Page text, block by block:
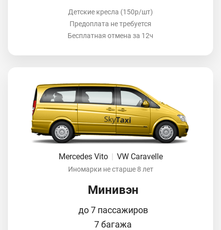
Детские кресла (150р/шт)
Предоплата не требуется
Бесплатная отмена за 12ч
Mercedes Vito VW Caravelle
Иномарки не старше 8 лет
Минивэн
до 7 пассажиров
7 багажа